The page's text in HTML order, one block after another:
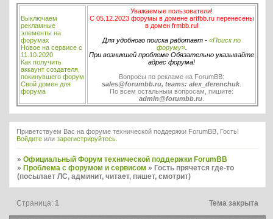
Выключаем
рекламные
элементы на
форумах
Новое на сервисе с
11.10.2020
Как получить
аккаунт создателя,
покинувшего форум
Свой домен для
форума
Уважаемые пользователи!
С 05.12.2023 форумы в домене artfbb.ru перенесены
в домен frmbb.ru!
Для удобного поиска работает - «Поиск по
форуму».
При возникшей проблеме Обязательно указывайте
адрес форума!
Вопросы по рекламе на ForumBB:
sales@forumbb.ru, teams: alex_derenchuk
По всем остальным вопросам, пишите:
admin@forumbb.ru
Приветствуем Вас на форуме технической поддержки ForumBB, Гость!
Войдите или зарегистрируйтесь
»Официальный Форум технической поддержки ForumBB
»Проблема с форумом и сервисом »Гость прячется где-то
(посылает ЛС, админит, читает, пишет, смотрит)
Страница:1 Тема закрыта